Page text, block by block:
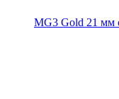
MG3 Gold 21 мм